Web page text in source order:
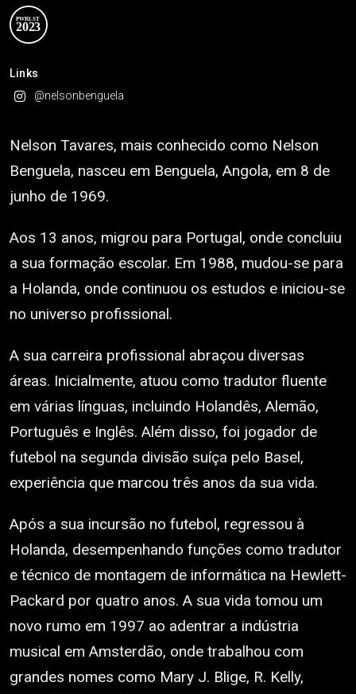
Links
@nelsonbenguela
Nelson Tavares, mais conhecido como Nelson
Benguela, nasceu em Benguela, Angola, em 8 de
junho de 1969.
Aos 13 anos, migrou para Portugal, onde concluiu
a sua formação escolar. Em 1988, mudou-se para
a Holanda, onde continuou os estudos e iniciou-se
no universo profissional.
A sua carreira profissional abraçou diversas
áreas. Inicialmente, atuou como tradutor fluente
em várias línguas, incluindo Holandês, Alemão,
Português e Inglês. Além disso, foi jogador de
futebol na segunda divisão suíça pelo Basel,
experiência que marcou três anos da sua vida.
Após a sua incursão no futebol, regressou à
Holanda, desempenhando funções como tradutor
e técnico de montagem de informática na Hewlett-
Packard por quatro anos. A sua vida tomou um
novo rumo em 1997 ao adentrar a indústria
musical em Amsterdão, onde trabalhou com
grandes nomes como Mary J. Blige, R. Kelly,